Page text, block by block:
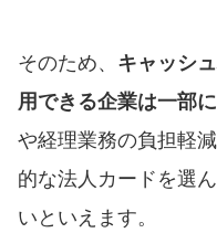
そのため、 キャッシ
用できる企業は一部
や経理業務の負担軽
的な法人カードを選
いといえます。